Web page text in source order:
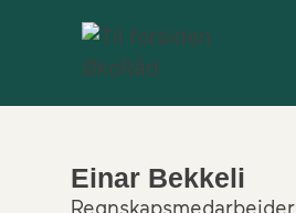
Einar Bekkeli
Regnskapsmedarbeider